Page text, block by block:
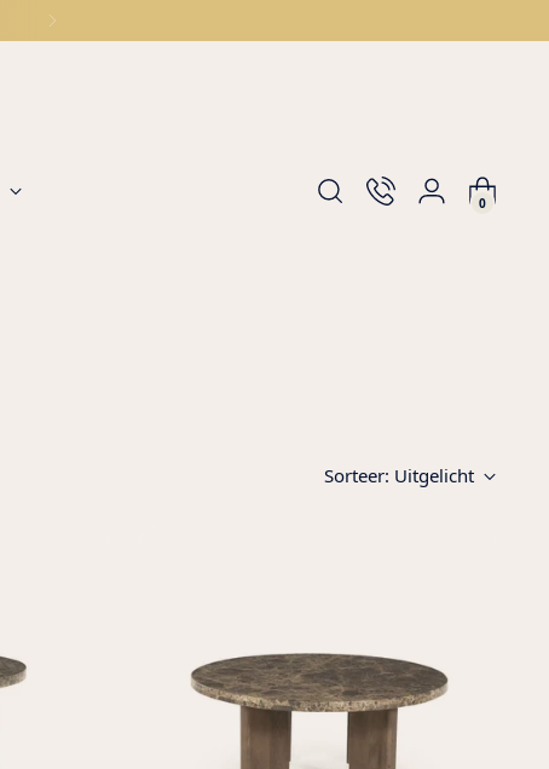
0
Sorteer: Uitgelicht